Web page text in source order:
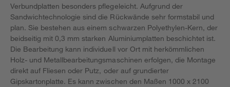
Verbundplatten besonders pflegeleicht. Aufgrund der
Sandwichtechnologie sind die Rückwände sehr formstabil und
plan. Sie bestehen aus einem schwarzen Polyethylen-Kern, der
beidseitig mit 0,3 mm starken Aluminiumplatten beschichtet ist.
Die Bearbeitung kann individuell vor Ort mit herkömmlichen
Holz- und Metallbearbeitungsmaschinen erfolgen, die Montage
direkt auf Fliesen oder Putz, oder auf grundierter
Gipskartonplatte. Es kann zwischen den Maßen 1000 x 2100